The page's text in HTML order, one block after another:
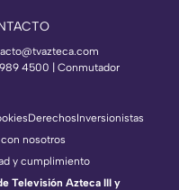
4500 | Conmutador
DerechosInversionistas
con nosotros
y cumplimiento
Televisión Azteca III y